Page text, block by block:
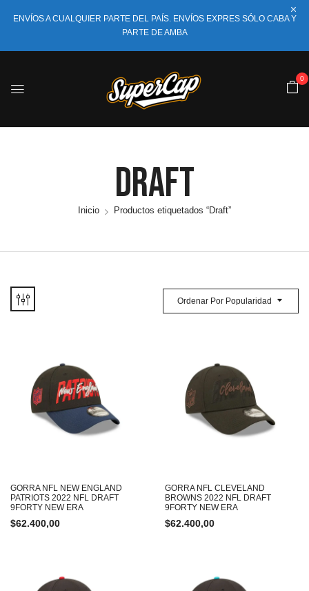
ENVÍOS A CUALQUIER PARTE DEL PAÍS. ENVÍOS EXPRES SÓLO CABA Y
PARTE DE AMBA
0
Draft
Inicio Productos etiquetados “Draft”
Ordenar Por Popularidad
GORRA NFL NEW ENGLAND
PATRIOTS 2022 NFL DRAFT
9FORTY NEW ERA
$62.400,00
GORRA NFL CLEVELAND
BROWNS 2022 NFL DRAFT
9FORTY NEW ERA
$62.400,00